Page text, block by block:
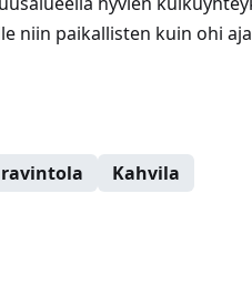
niin paikallisten kuin ohi
Kahvila